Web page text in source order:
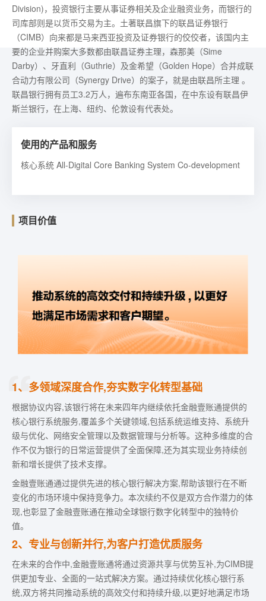
Division)，投资银行主要从事证券相关及企业融资业务，而银行的
司库部则是以货币交易为主。土著联昌旗下的联昌证券银行
（CIMB）向来都是马来西亚投资及证券银行的佼佼者，该国内主
要的企业并购案大多数都由联昌证券主理，森那美（Sime
Darby）、牙直利（Guthrie）及金希望（Golden Hope）合并成联
合动力有限公司（Synergy Drive）的案子，就是由联昌所主理 。
联昌银行拥有员工3.2万人，遍布东南亚各国，在中东设有联昌伊
斯兰银行，在上海、纽约、伦敦设有代表处。
使用的产品和服务
核心系统 All-Digital Core Banking System Co-development
项目价值
1、多领域深度合作,夯实数字化转型基础
根据协议内容,该银行将在未来四年内继续依托金融壹账通提供的
核心银行系统服务,覆盖多个关键领域,包括系统运维支持、系统升
级与优化、网络安全管理以及数据管理与分析等。这种多维度的合
作不仅为银行的日常运营提供了全面保障,还为其实现业务持续创
新和增长提供了技术支撑。
金融壹账通通过提供先进的核心银行解决方案,帮助该银行在不断
变化的市场环境中保持竞争力。本次续约不仅是双方合作潜力的体
现,也彰显了金融壹账通在推动全球银行数字化转型中的独特价
值。
2、专业与创新并行,为客户打造优质服务
在未来的合作中,金融壹账通将通过资源共享与优势互补,为CIMB提
供更加专业、全面的一站式解决方案。通过持续优化核心银行系
统,双方将共同推动系统的高效交付和持续升级,以更好地满足市场